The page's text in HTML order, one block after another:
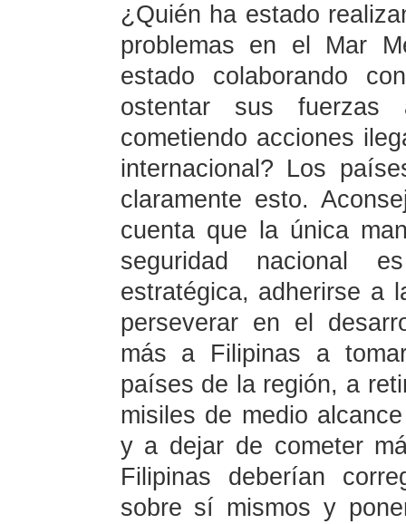
¿Quién ha estado
problemas en el Mar
estado colaborando
ostentar sus fuerzas
cometiendo acciones
internacional? Los
claramente esto.
cuenta que la única
seguridad nacional
estratégica, adherirse a
perseverar en el
más a Filipinas a
países de la región, a
misiles de medio
y a dejar de cometer
Filipinas deberían
sobre sí mismos y